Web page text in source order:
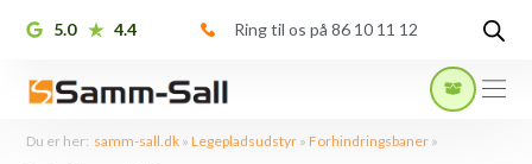
5.0 4.4 Ring til os på 86 10 11 12
Du er her: samm-sall.dk »Legepladsudstyr »Forhindringsbaner »